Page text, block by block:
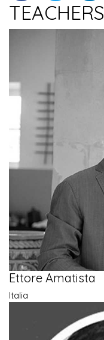
TEACHERS
Ettore Amatista
Italia